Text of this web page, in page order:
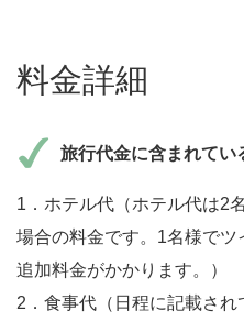
料金詳細
旅行代金に含まれてい
1．ホテル代（ホテル代は2
場合の料金です。1名様で
追加料金がかかります。）
2．食事代（日程に記載され